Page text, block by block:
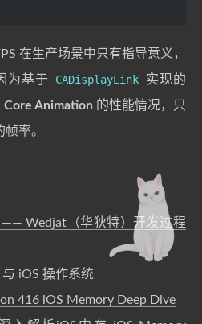
在生产场景中只有指导意义，
为基于
CADisplayLink
实现的
Core Animation 的性能情况，只
帧率。
—— Wedjat（华狄特）开发过程
iOS 操作系统
416 iOS Memory Deep Dive